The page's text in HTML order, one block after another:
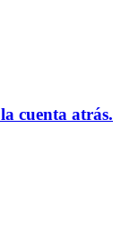
cuenta atrás.